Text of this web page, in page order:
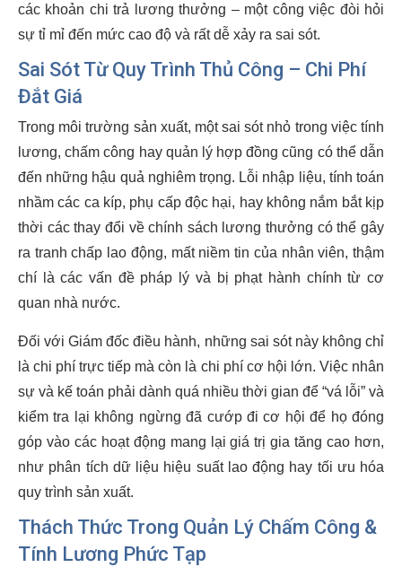
các khoản chi trả lương thưởng – một công việc đòi hỏi
sự tỉ mỉ đến mức cao độ và rất dễ xảy ra sai sót.
Sai Sót Từ Quy Trình Thủ Công – Chi Phí
Đắt Giá
Trong môi trường sản xuất, một sai sót nhỏ trong việc tính
lương, chấm công hay quản lý hợp đồng cũng có thể dẫn
đến những hậu quả nghiêm trọng. Lỗi nhập liệu, tính toán
nhầm các ca kíp, phụ cấp độc hại, hay không nắm bắt kịp
thời các thay đổi về chính sách lương thưởng có thể gây
ra tranh chấp lao động, mất niềm tin của nhân viên, thậm
chí là các vấn đề pháp lý và bị phạt hành chính từ cơ
quan nhà nước.
Đối với Giám đốc điều hành, những sai sót này không chỉ
là chi phí trực tiếp mà còn là chi phí cơ hội lớn. Việc nhân
sự và kế toán phải dành quá nhiều thời gian để “vá lỗi” và
kiểm tra lại không ngừng đã cướp đi cơ hội để họ đóng
góp vào các hoạt động mang lại giá trị gia tăng cao hơn,
như phân tích dữ liệu hiệu suất lao động hay tối ưu hóa
quy trình sản xuất.
Thách Thức Trong Quản Lý Chấm Công &
Tính Lương Phức Tạp